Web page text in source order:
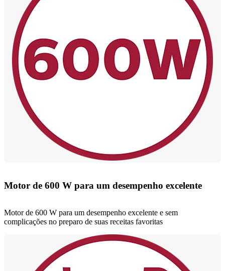
Motor de 600 W para um desempenho excelente
Motor de 600 W para um desempenho excelente e sem
complicações no preparo de suas receitas favoritas